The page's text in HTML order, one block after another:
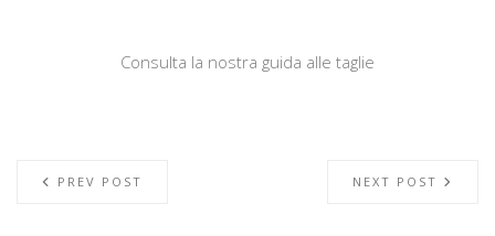
Consulta la nostra guida alle taglie
PREV POST NEXT POST